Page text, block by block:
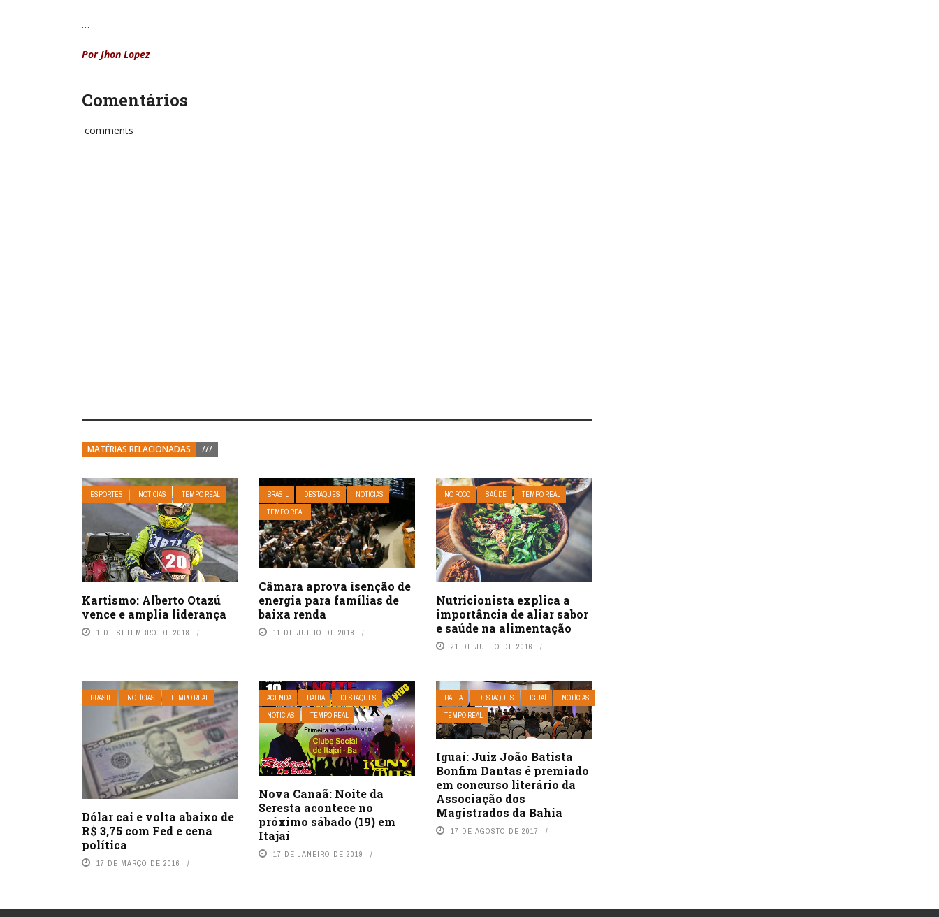
…
Por Jhon Lopez
Comentários
comments
MATÉRIAS RELACIONADAS ///
ESPORTES NOTÍCIAS TEMPO REAL
Kartismo: Alberto Otazú
vence e amplia liderança
1 DE SETEMBRO DE 2018
BRASIL DESTAQUES
NOTÍCIAS
TEMPO REAL
Câmara aprova isenção de
energia para famílias de
baixa renda
11 DE JULHO DE 2018
NO FOCO SAÚDE TEMPO REAL
Nutricionista explica a
importância de aliar sabor
e saúde na alimentação
21 DE JULHO DE 2016
BRASIL NOTÍCIAS TEMPO REAL
Dólar cai e volta abaixo de
R$ 3,75 com Fed e cena
política
17 DE MARÇO DE 2016
AGENDA BAHIA
DESTAQUES
NOTÍCIAS
TEMPO REAL
Nova Canaã: Noite da
Seresta acontece no
próximo sábado (19) em
Itajaí
17 DE JANEIRO DE 2019
BAHIA DESTAQUES IGUAÍ
NOTÍCIAS
TEMPO REAL
Iguaí: Juiz João Batista
Bonfim Dantas é premiado
em concurso literário da
Associação dos
Magistrados da Bahia
17 DE AGOSTO DE 2017